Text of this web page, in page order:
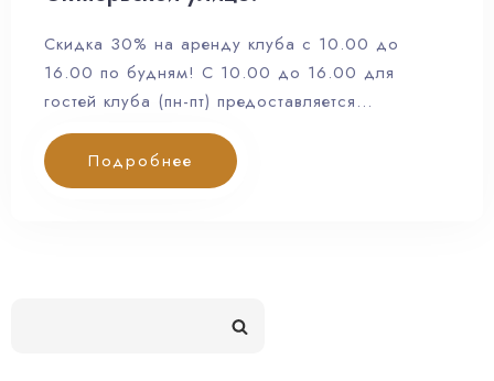
Скидка 30% на аренду клуба с 10.00 до
16.00 по будням! С 10.00 до 16.00 для
гостей клуба (пн-пт) предоставляется…
Подробнее